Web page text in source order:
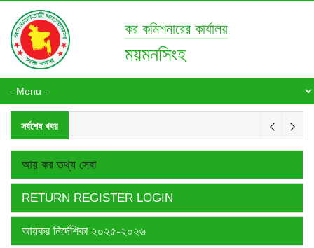
কর কমিশনারের কার্যালয়
ময়মনসিংহ
সর্বশেষ খবর
আয় কর তথ্য সেবা
RETURN REGISTER LOGIN
আয়কর নির্দেশিকা ২০২৫-২০২৬